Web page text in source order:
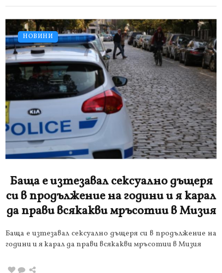
НОВИНИ
Баща е изтезавал сексуално дъщеря
си в продължение на години и я карал
да прави всякакви мръсотии в Мизия
Баща е изтезавал сексуално дъщеря си в продължение на
години и я карал да прави всякакви мръсотии в Мизия